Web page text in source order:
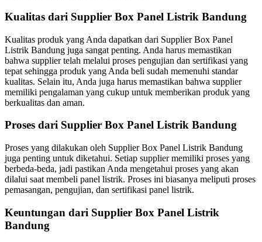
Kualitas dari Supplier Box Panel Listrik Bandung
Kualitas produk yang Anda dapatkan dari Supplier Box Panel
Listrik Bandung juga sangat penting. Anda harus memastikan
bahwa supplier telah melalui proses pengujian dan sertifikasi yang
tepat sehingga produk yang Anda beli sudah memenuhi standar
kualitas. Selain itu, Anda juga harus memastikan bahwa supplier
memiliki pengalaman yang cukup untuk memberikan produk yang
berkualitas dan aman.
Proses dari Supplier Box Panel Listrik Bandung
Proses yang dilakukan oleh Supplier Box Panel Listrik Bandung
juga penting untuk diketahui. Setiap supplier memiliki proses yang
berbeda-beda, jadi pastikan Anda mengetahui proses yang akan
dilalui saat membeli panel listrik. Proses ini biasanya meliputi proses
pemasangan, pengujian, dan sertifikasi panel listrik.
Keuntungan dari Supplier Box Panel Listrik
Bandung